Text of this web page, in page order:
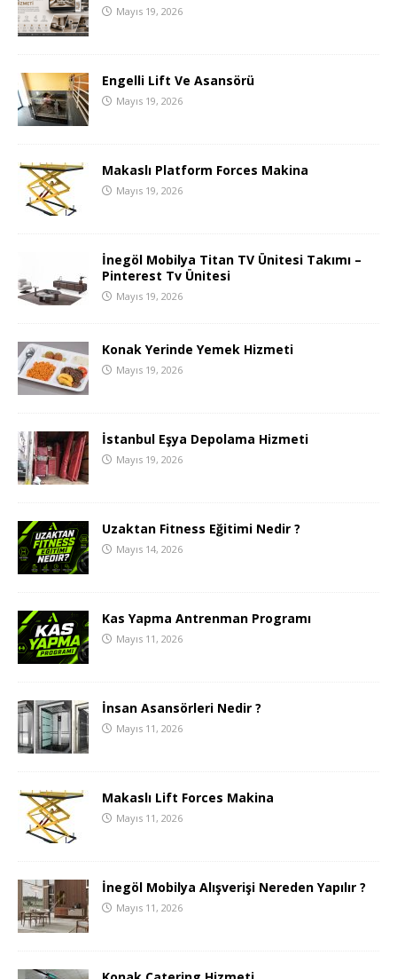
Mayıs 19, 2026
Engelli Lift Ve Asansörü
Mayıs 19, 2026
Makaslı Platform Forces Makina
Mayıs 19, 2026
İnegöl Mobilya Titan TV Ünitesi Takımı –
Pinterest Tv Ünitesi
Mayıs 19, 2026
Konak Yerinde Yemek Hizmeti
Mayıs 19, 2026
İstanbul Eşya Depolama Hizmeti
Mayıs 19, 2026
Uzaktan Fitness Eğitimi Nedir ?
Mayıs 14, 2026
Kas Yapma Antrenman Programı
Mayıs 11, 2026
İnsan Asansörleri Nedir ?
Mayıs 11, 2026
Makaslı Lift Forces Makina
Mayıs 11, 2026
İnegöl Mobilya Alışverişi Nereden Yapılır ?
Mayıs 11, 2026